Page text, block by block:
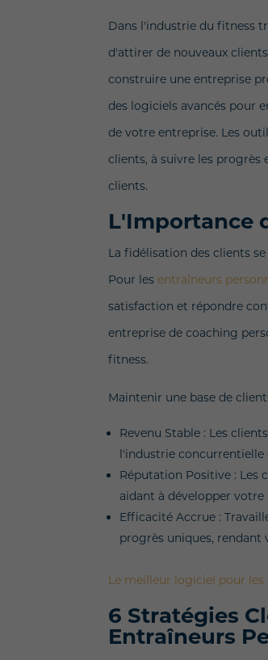
Dans l'industrie du fitness
d'attirer de nouveaux
construire une entreprise
des logiciels avancés pour
de votre entreprise. Les
clients, à suivre les progrès
clients.
L'Importance
La fidélisation des clients
Pour les entraîneurs
satisfaction et répondre
entreprise de coaching
fitness.
Maintenir une base de
Revenu Stable : Les
l'industrie concurrentielle
Réputation Positive : Les
aidant à développer
Efficacité Accrue :
progrès uniques,
Le meilleur logiciel pour les
6 Stratégies
Entraîneurs